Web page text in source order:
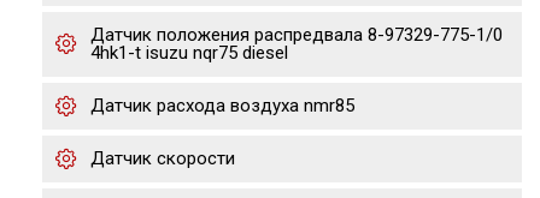
Датчик положения распредвала 8-97329-775-1/0
4hk1-t isuzu nqr75 diesel
Датчик расхода воздуха nmr85
Датчик скорости